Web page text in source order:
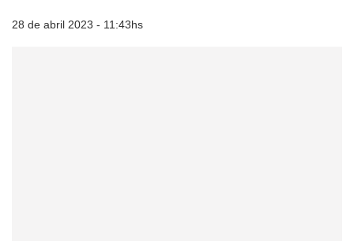
28 de abril 2023 - 11:43hs